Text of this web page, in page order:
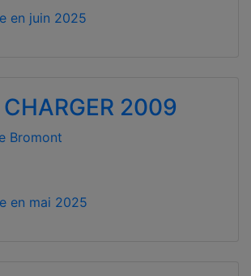
en juin 2025
CHARGER 2009
Bromont
en mai 2025